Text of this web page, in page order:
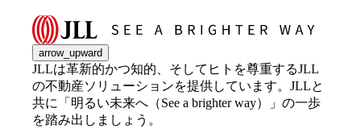
arrow_upward
JLLは革新的かつ知的、そしてヒトを尊重するJLL
の不動産ソリューションを提供しています。JLLと
共に「明るい未来へ（See a brighter way）」の一歩
を踏み出しましょう。